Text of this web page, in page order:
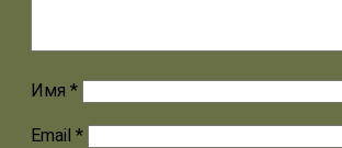
Имя *
Email *